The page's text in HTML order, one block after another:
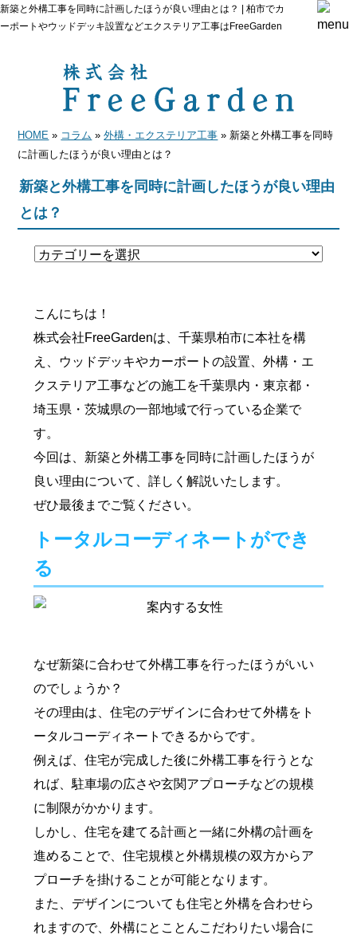
新築と外構工事を同時に計画したほうが良い理由とは？ | 柏市でカ
ーポートやウッドデッキ設置などエクステリア工事はFreeGarden
HOME » コラム »外構・エクステリア工事 » 新築と外構工事を同時
に計画したほうが良い理由とは？
新築と外構工事を同時に計画したほうが良い理由
とは？
こんにちは！
株式会社FreeGardenは、千葉県柏市に本社を構
え、ウッドデッキやカーポートの設置、外構・エ
クステリア工事などの施工を千葉県内・東京都・
埼玉県・茨城県の一部地域で行っている企業で
す。
今回は、新築と外構工事を同時に計画したほうが
良い理由について、詳しく解説いたします。
ぜひ最後までご覧ください。
トータルコーディネートができ
る
なぜ新築に合わせて外構工事を行ったほうがいい
のでしょうか？
その理由は、住宅のデザインに合わせて外構をト
ータルコーディネートできるからです。
例えば、住宅が完成した後に外構工事を行うとな
れば、駐車場の広さや玄関アプローチなどの規模
に制限がかかります。
しかし、住宅を建てる計画と一緒に外構の計画を
進めることで、住宅規模と外構規模の双方からア
プローチを掛けることが可能となります。
また、デザインについても住宅と外構を合わせら
れますので、外構にとことんこだわりたい場合に